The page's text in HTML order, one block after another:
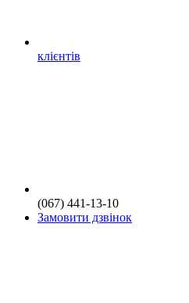
клієнтів
(067) 441-13-10
Замовити дзвінок